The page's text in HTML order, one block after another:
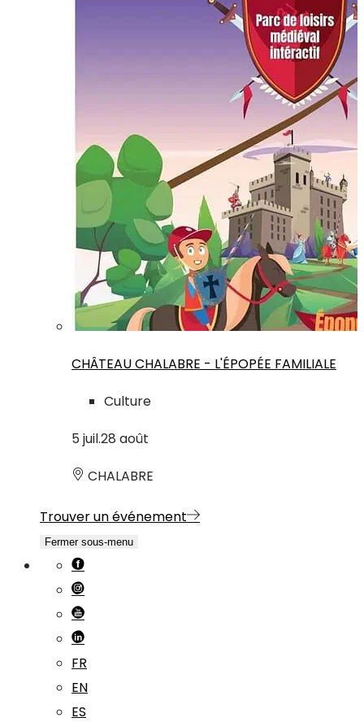
CHÂTEAU CHALABRE - L'ÉPOPÉE FAMILIALE
Culture
5 juil.28 août
CHALABRE
Trouver un événement
Fermer sous-menu
FR
EN
ES